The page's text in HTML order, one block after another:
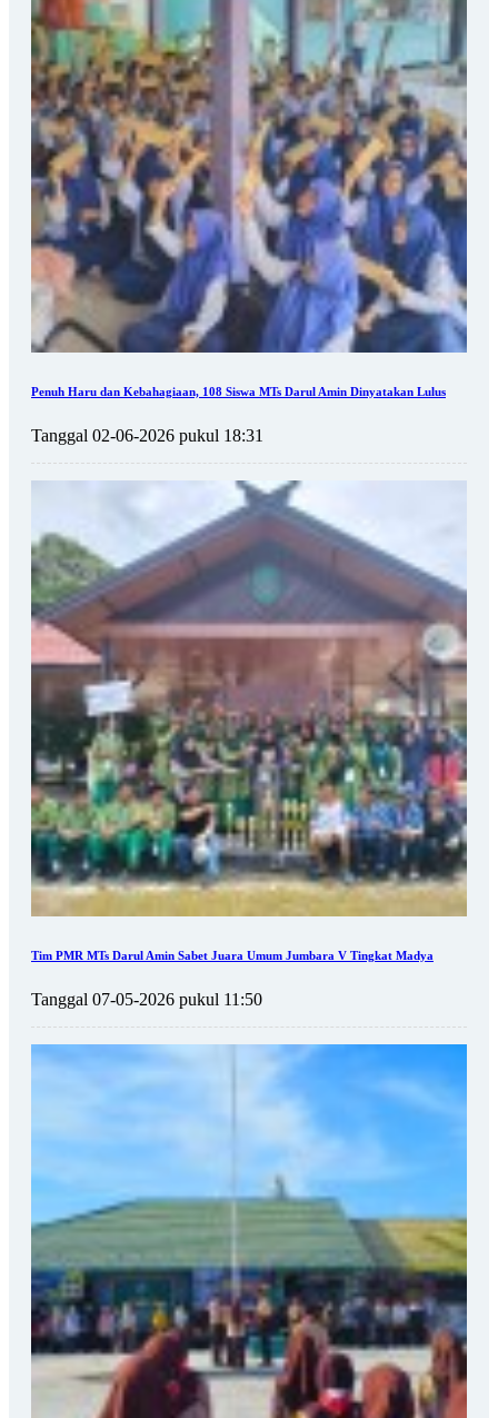
Penuh Haru dan Kebahagiaan, 108 Siswa MTs Darul Amin Dinyatakan Lulus
Tanggal 02-06-2026 pukul 18:31
Tim PMR MTs Darul Amin Sabet Juara Umum Jumbara V Tingkat Madya
Tanggal 07-05-2026 pukul 11:50